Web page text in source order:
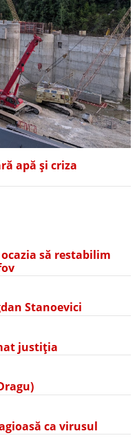
apă și criza
să restabilim
Stanoevici
justiția
ca virusul